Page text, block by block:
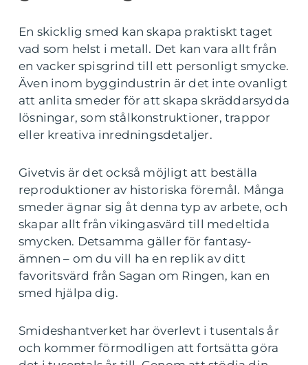
En skicklig smed kan skapa praktiskt taget
vad som helst i metall. Det kan vara allt från
en vacker spisgrind till ett personligt smycke.
Även inom byggindustrin är det inte ovanligt
att anlita smeder för att skapa skräddarsydda
lösningar, som stålkonstruktioner, trappor
eller kreativa inredningsdetaljer.
Givetvis är det också möjligt att beställa
reproduktioner av historiska föremål. Många
smeder ägnar sig åt denna typ av arbete, och
skapar allt från vikingasvärd till medeltida
smycken. Detsamma gäller för fantasy-
ämnen – om du vill ha en replik av ditt
favoritsvärd från Sagan om Ringen, kan en
smed hjälpa dig.
Smideshantverket har överlevt i tusentals år
och kommer förmodligen att fortsätta göra